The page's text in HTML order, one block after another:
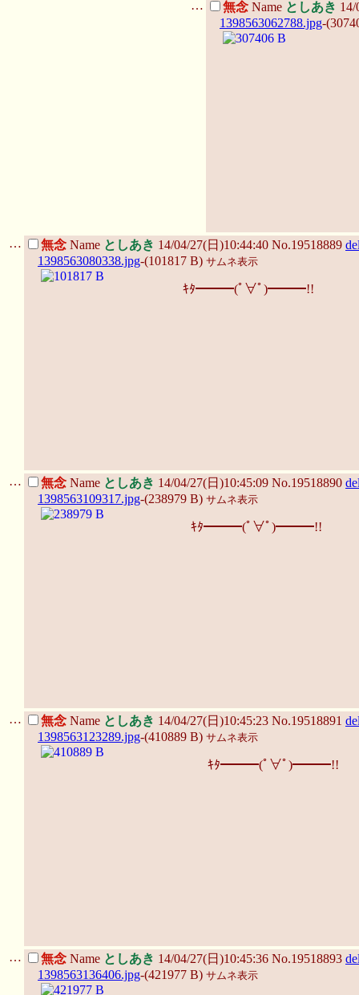
…
無念 Name としあき
1398563062788.jpg-
… 無念 Name としあき 14/04/27(日)10:44:40 No.19518889
1398563080338.jpg-(101817 B) サムネ表示
ｷﾀ━━━(ﾟ∀ﾟ)━━━!!
… 無念 Name としあき 14/04/27(日)10:45:09 No.19518890
1398563109317.jpg-(238979 B) サムネ表示
ｷﾀ━━━(ﾟ∀ﾟ)━━━!!
… 無念 Name としあき 14/04/27(日)10:45:23 No.19518891
1398563123289.jpg-(410889 B) サムネ表示
ｷﾀ━━━(ﾟ∀ﾟ)━━━!!
… 無念 Name としあき 14/04/27(日)10:45:36 No.19518893
1398563136406.jpg-(421977 B) サムネ表示